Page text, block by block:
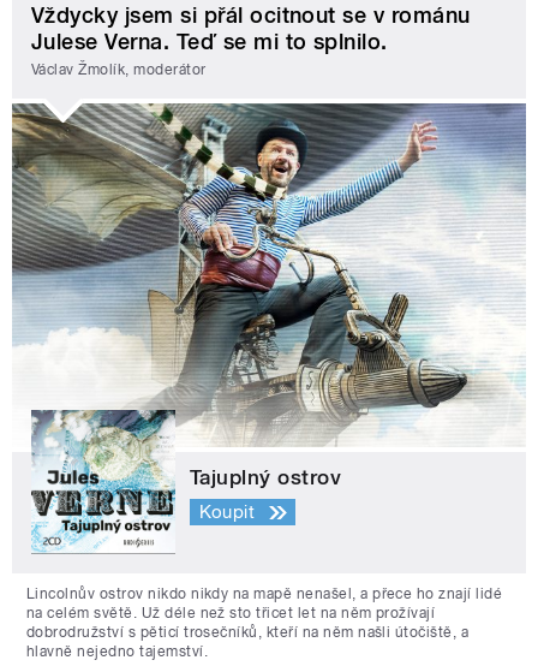
Vždycky jsem si přál ocitnout se v románu
Julese Verna. Teď se mi to splnilo.
Václav Žmolík, moderátor
Tajuplný ostrov
Koupit
Lincolnův ostrov nikdo nikdy na mapě nenašel, a přece ho znají lidé
na celém světě. Už déle než sto třicet let na něm prožívají
dobrodružství s pěticí trosečníků, kteří na něm našli útočiště, a
hlavně nejedno tajemství.